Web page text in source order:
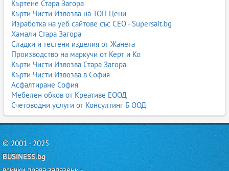
Къртене Стара Загора
Кърти Чисти Извозва на ТОП Цени
Изработка на уеб сайтове със СЕО - Supersait.bg
Хамали Стара Загора
Сладки и тестени изделия от Жанета
Производство на маркучи от Керт и Ко
Кърти Чисти Извозва Стара Загора
Кърти Чисти Извозва в София
Асфалтиране София
Мебелен обков от Креативе ЕООД
Счетоводни услуги от Консултинг Б ООД
© 2001 - 2025
BUSINESS.bg